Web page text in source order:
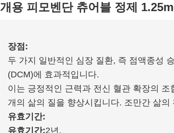
개용 피모벤단 츄어블 정제
장점:
두 가지 일반적인 심장 질환, 즉 점액종성
(DCM)에 효과적입니다.
이는 긍정적인 근력과 전신 혈관 확장의
개의 삶의 질을 향상시킵니다. 조만간 삶의
유효기간:
유효기간:2년.